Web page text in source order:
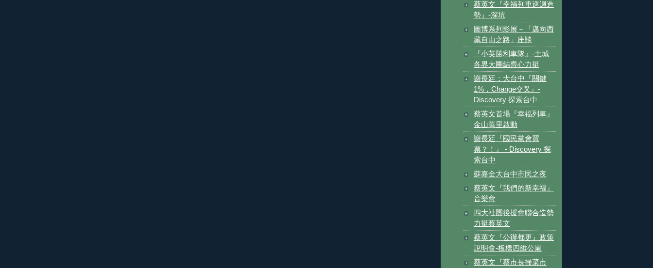
蔡英文『幸福列車巡迴造
勢』-深坑
圖博系列影展－「邁向西
藏自由之路」座談
『小英勝利車隊』-土城
各界大團結齊心力挺
謝長廷：大台中『關鍵
1%，Change交叉』-
Discovery 探索台中
蔡英文首場『幸福列車』
金山萬里啟動
謝長廷『國民黨會買
票？！』 - Discovery 探
索台中
蘇嘉全大台中市民之夜
蔡英文『我們的新幸福』
音樂會
四大社團後援會聯合造勢
力挺蔡英文
蔡英文『公辦都更』政策
說明會-板橋四維公園
蔡英文『蔡市長掃菜市